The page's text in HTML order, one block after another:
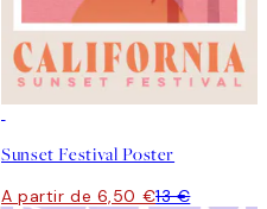
Sunset Festival Poster
A partir de 6,50 €13 €